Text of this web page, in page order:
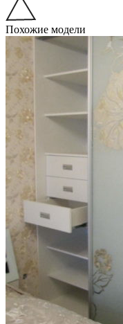
Похожие модели